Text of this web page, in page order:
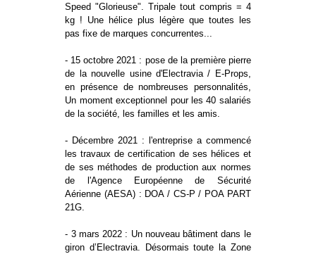
Speed "Glorieuse". Tripale tout compris = 4
kg ! Une hélice plus légère que toutes les
pas fixe de marques concurrentes...
- 15 octobre 2021 : pose de la première pierre
de la nouvelle usine d'Electravia / E-Props,
en présence de nombreuses personnalités,
Un moment exceptionnel pour les 40 salariés
de la société, les familles et les amis.
- Décembre 2021 : l'entreprise a commencé
les travaux de certification de ses hélices et
de ses méthodes de production aux normes
de l'Agence Européenne de Sécurité
Aérienne (AESA) : DOA / CS-P / POA PART
21G.
- 3 mars 2022 : Un nouveau bâtiment dans le
giron d’Electravia. Désormais toute la Zone